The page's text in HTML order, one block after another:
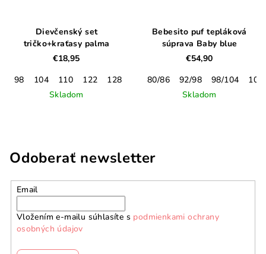
Dievčenský set
tričko+kraťasy palma
€18,95
98
104 110 122 128 134/140
152
Skladom
Bebesito puf tepláková
súprava Baby blue
€54,90
80/86
92/98 98/104
Skladom
Odoberať newsletter
Email
Vložením e-mailu súhlasíte s podmienkami ochrany
osobných údajov